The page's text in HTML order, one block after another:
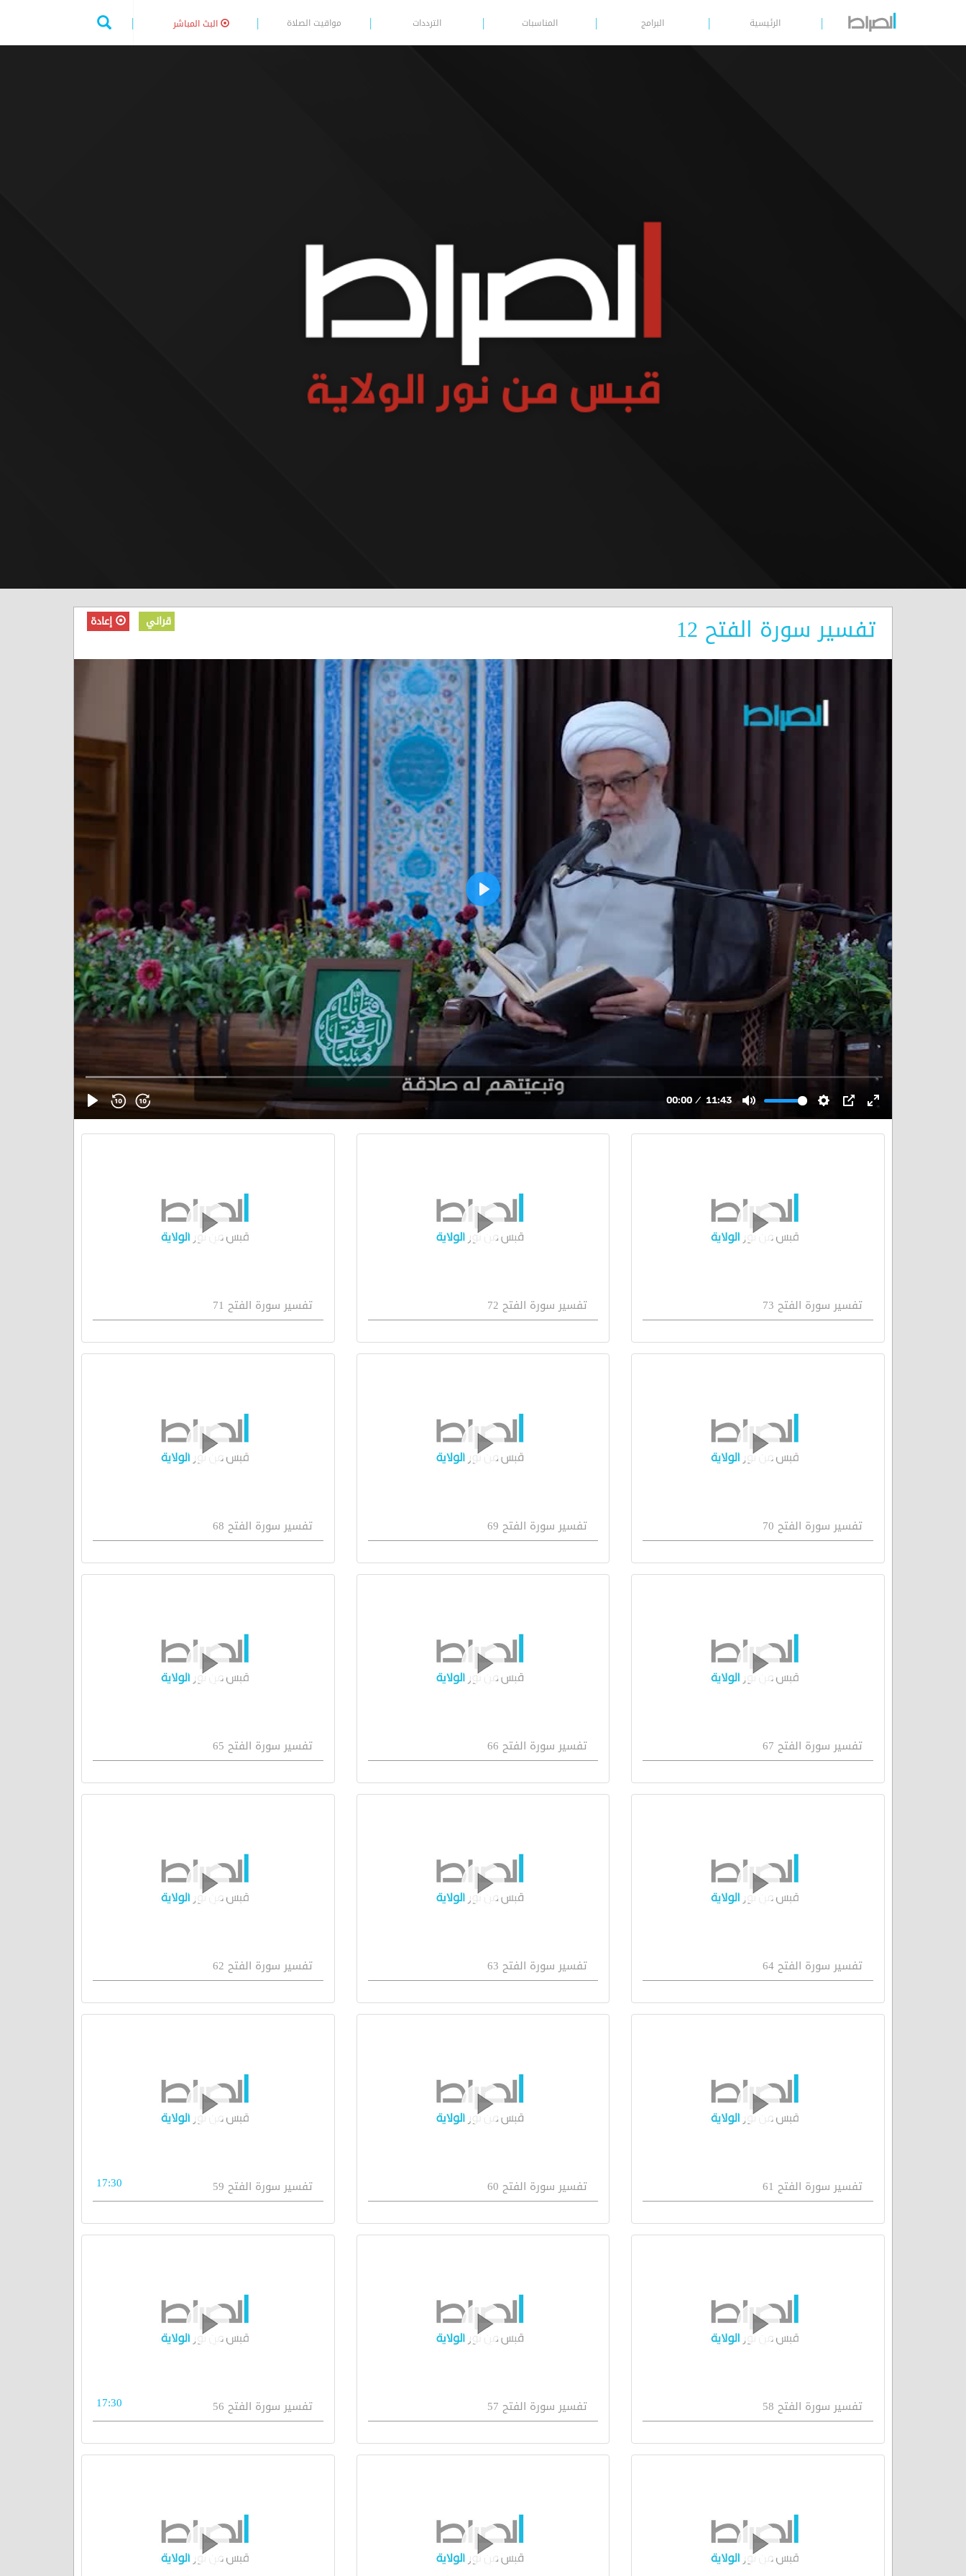
الرئيسية البرامج المناسبات الترددات مواقيت الصلاة البث المباشر
تفسير سورة الفتح 12 قراني إعادة
تفسير سورة الفتح 73 تفسير سورة الفتح 72 تفسير سورة الفتح 71
تفسير سورة الفتح 70 تفسير سورة الفتح 69 تفسير سورة الفتح 68
تفسير سورة الفتح 67 تفسير سورة الفتح 66 تفسير سورة الفتح 65
تفسیر سورة الفتح 64 تفسیر سورة الفتح 63 تفسیر سورة الفتح 62
تفسیر سورة الفتح 61 تفسير سورة الفتح 60 تفسير سورة الفتح 59 17:30
تفسير سورة الفتح 58 تفسیر سورة الفتح 57 تفسیر سورة الفتح 56 17:30